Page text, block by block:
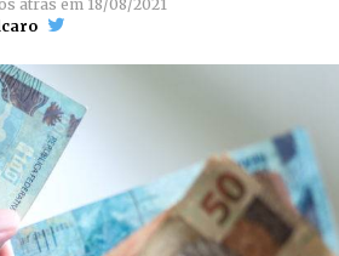
atrás em 18/08/2021